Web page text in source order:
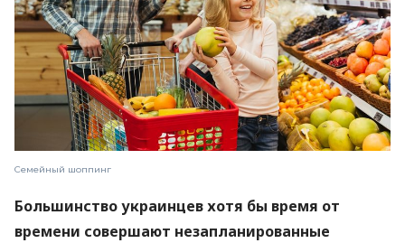
Семейный шоппинг
Большинство украинцев хотя бы время от
времени совершают незапланированные